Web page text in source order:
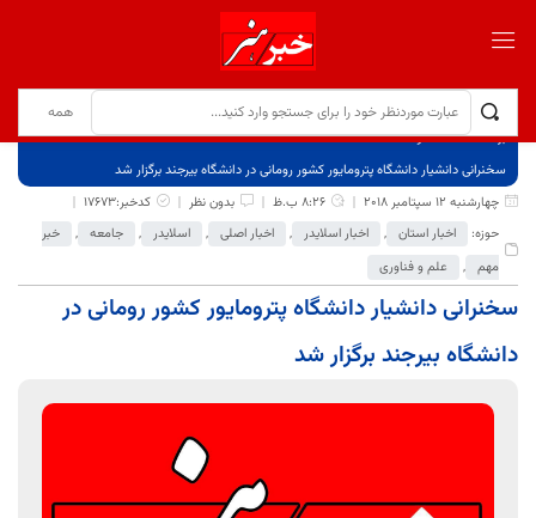
برگ نخست
نوشته‌ها
سخنرانی دانشیار دانشگاه پترومایور کشور رومانی در دانشگاه بیرجند برگزار شد
چهارشنبه 12 سپتامبر 2018
8:26 ب.ظ بدون نظر
کدخبر:17673
حوزه:
اخبار استان , اخبار اسلایدر , اخبار اصلی , اسلایدر , جامعه ,
خبر
مهم , علم و فناوری
سخنرانی دانشیار دانشگاه پترومایور کشور رومانی در
دانشگاه بیرجند برگزار شد